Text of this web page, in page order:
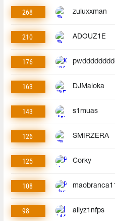
268 zuluxxman
210 ADOUZ1E
176
163 DJMaloka
143 s1muas
126 SMIRZERA
125 Corky
108 maobranca11
98 allyz1nfps